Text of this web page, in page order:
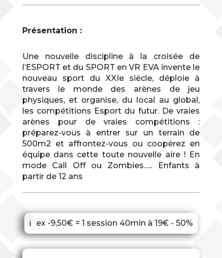
Présentation :
Une nouvelle discipline à la croisée de
l’ESPORT et du SPORT en VR EVA invente le
nouveau sport du XXIe siècle, déploie à
travers le monde des arènes de jeu
physiques, et organise, du local au global,
les compétitions Esport du futur. De vraies
arènes pour de vraies compétitions :
préparez-vous à entrer sur un terrain de
500m2 et affrontez-vous ou coopérez en
équipe dans cette toute nouvelle aire ! En
mode Call Off ou Zombies….. Enfants à
partir de 12 ans
ℹ ex -9,50€ = 1 session 40min à 19€ - 50%